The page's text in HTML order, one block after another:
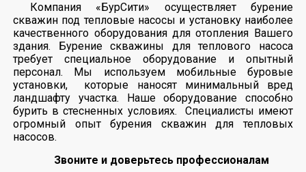
Компания «БурСити» осуществляет бурение
скважин под тепловые насосы и установку наиболее
качественного оборудования для отопления Вашего
здания. Бурение скважины для теплового насоса
требует специальное оборудование и опытный
персонал. Мы используем мобильные буровые
установки, которые наносят минимальный вред
ландшафту участка. Наше оборудование способно
бурить в стесненных условиях. Специалисты имеют
огромный опыт бурения скважин для тепловых
насосов.
Звоните и доверьтесь профессионалам